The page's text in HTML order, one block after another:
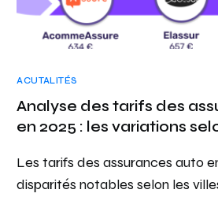
ACUTALITÉS
Analyse des tarifs des
en 2025 : les variations
Les tarifs des assurances auto
disparités notables selon les